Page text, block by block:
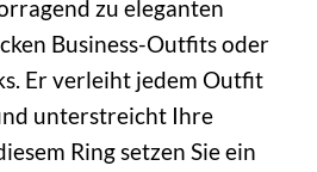
zu eleganten
Business-Outfits oder
Er verleiht jedem Outfit
unterstreicht Ihre
Ring setzen Sie ein